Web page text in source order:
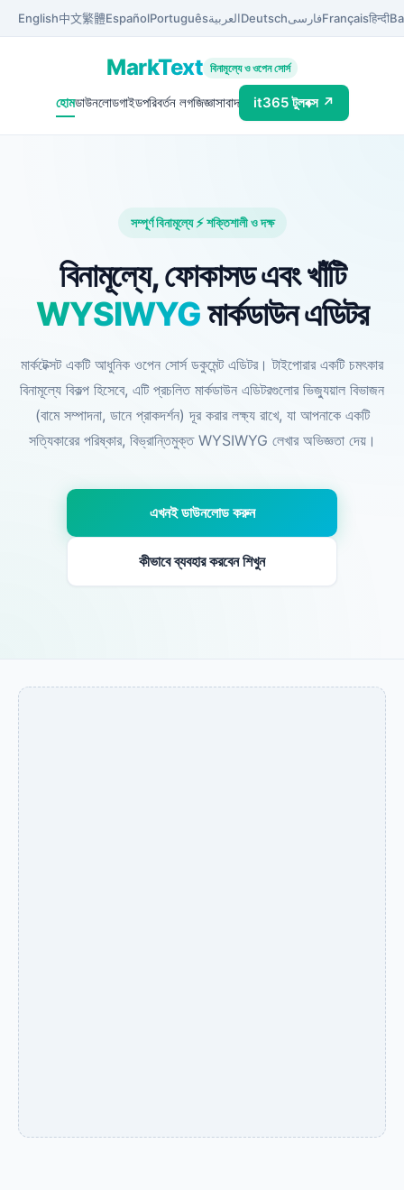
English中文繁體EspañolPortuguêsالعربيةDeutschفارسیFrançaisहिन्दी
MarkText বিনামূল্যে ও ওপেন সোর্স
হোমডাউনলোডগাইডপরিবর্তন লগজিজ্ঞাসাবাদ it365 টুলবক্স ↗
সম্পূর্ণ বিনামূল্যে ⚡ শক্তিশালী ও দক্ষ
বিনামূল্যে, ফোকাসড এবং খাঁটি
WYSIWYGমার্কডাউন এডিটর
মার্কটেক্সট একটি আধুনিক ওপেন সোর্স ডকুমেন্ট এডিটর। টাইপোরার একটি চমৎকার
বিনামূল্যে বিকল্প হিসেবে, এটি প্রচলিত মার্কডাউন এডিটরগুলোর ভিজ্যুয়াল বিভাজন
(বামে সম্পাদনা, ডানে প্রাকদর্শন) দূর করার লক্ষ্য রাখে, যা আপনাকে একটি
সত্যিকারের পরিষ্কার, বিভ্রান্তিমুক্ত WYSIWYG লেখার অভিজ্ঞতা দেয়।
এখনই ডাউনলোড করুন
কীভাবে ব্যবহার করবেন শিখুন